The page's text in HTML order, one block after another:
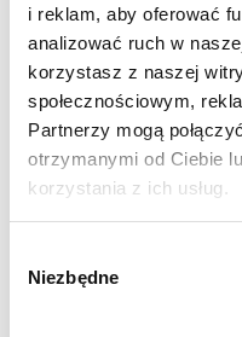
i reklam, aby oferować
analizować ruch w
korzystasz z naszej
społecznościowym,
Partnerzy mogą
otrzymanymi od Ciebie
korzystania z ich usług.
zgody
Niezbędne
Instrumenty diagnostyczne
Artykuły Przeciwodleżynowe
Stetoskopy
Termometry
Zobacz wszystko
Meble medyczne
Pielęgnacja mebli